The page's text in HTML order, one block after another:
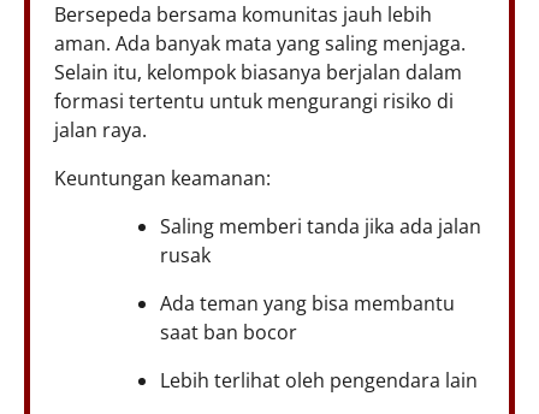
Bersepeda bersama komunitas jauh lebih
aman. Ada banyak mata yang saling menjaga.
Selain itu, kelompok biasanya berjalan dalam
formasi tertentu untuk mengurangi risiko di
jalan raya.
Keuntungan keamanan:
Saling memberi tanda jika ada jalan
rusak
Ada teman yang bisa membantu
saat ban bocor
Lebih terlihat oleh pengendara lain